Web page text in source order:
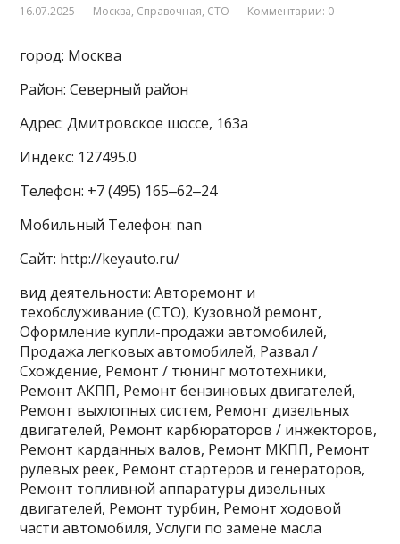
16.07.2025 Москва, Справочная, СТО Комментарии: 0
город: Москва
Район: Северный район
Адрес: Дмитровское шоссе, 163а
Индекс: 127495.0
Телефон: +7 (495) 165‒62‒24
Мобильный Телефон: nan
Сайт: http://keyauto.ru/
вид деятельности: Авторемонт и
техобслуживание (СТО), Кузовной ремонт,
Оформление купли-продажи автомобилей,
Продажа легковых автомобилей, Развал /
Схождение, Ремонт / тюнинг мототехники,
Ремонт АКПП, Ремонт бензиновых двигателей,
Ремонт выхлопных систем, Ремонт дизельных
двигателей, Ремонт карбюраторов / инжекторов,
Ремонт карданных валов, Ремонт МКПП, Ремонт
рулевых реек, Ремонт стартеров и генераторов,
Ремонт топливной аппаратуры дизельных
двигателей, Ремонт турбин, Ремонт ходовой
части автомобиля, Услуги по замене масла